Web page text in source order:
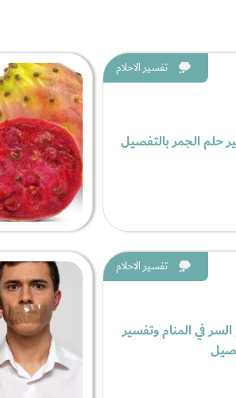
تفسير الاحلام
حلم الجمر بالتفصيل
تفسير الاحلام
في المنام وتفسير